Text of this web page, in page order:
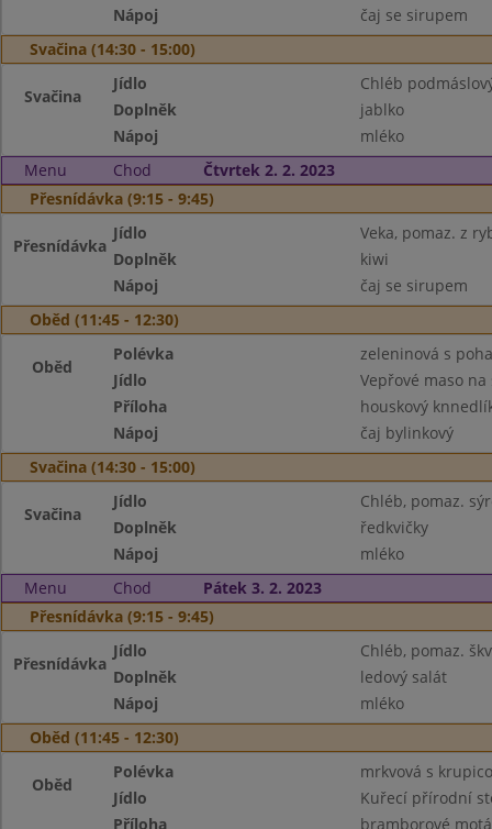
Nápoj
čaj se sirupem
Svačina (14:30 - 15:00)
Svačina
Jídlo
Chléb
Doplněk
jablko
Nápoj
mléko
Menu
Chod
Čtvrtek 2. 2. 2023
Přesnídávka (9:15 - 9:45)
Přesnídávka
Jídlo
Veka, pomaz. z
Doplněk
kiwi
Nápoj
čaj se sirupem
Oběd (11:45 - 12:30)
Oběd
Polévka
zeleninová s
Jídlo
Vepřové maso
Příloha
houskový
Nápoj
čaj bylinkový
Svačina (14:30 - 15:00)
Svačina
Jídlo
Chléb, pomaz.
Doplněk
ředkvičky
Nápoj
mléko
Menu
Chod
Pátek 3. 2. 2023
Přesnídávka (9:15 - 9:45)
Přesnídávka
Jídlo
Chléb, pomaz.
Doplněk
ledový salát
Nápoj
mléko
Oběd (11:45 - 12:30)
Oběd
Polévka
mrkvová s
Jídlo
Kuřecí přírodní
Příloha
bramborové